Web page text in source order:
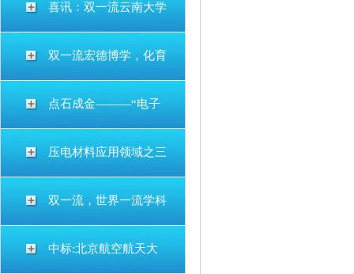
喜讯：双一流云南大学
双一流宏德博学，化育
点石成金———“电子
压电材料应用领域之三
双一流，世界一流学科
中标:北京航空航天大